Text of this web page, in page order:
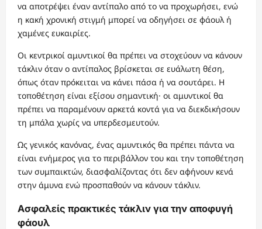
να αποτρέψει έναν αντίπαλο από το να προχωρήσει, ενώ
η κακή χρονική στιγμή μπορεί να οδηγήσει σε φάουλ ή
χαμένες ευκαιρίες.
Οι κεντρικοί αμυντικοί θα πρέπει να στοχεύουν να κάνουν
τάκλιν όταν ο αντίπαλος βρίσκεται σε ευάλωτη θέση,
όπως όταν πρόκειται να κάνει πάσα ή να σουτάρει. Η
τοποθέτηση είναι εξίσου σημαντική· οι αμυντικοί θα
πρέπει να παραμένουν αρκετά κοντά για να διεκδικήσουν
τη μπάλα χωρίς να υπερδεσμευτούν.
Ως γενικός κανόνας, ένας αμυντικός θα πρέπει πάντα να
είναι ενήμερος για το περιβάλλον του και την τοποθέτηση
των συμπαικτών, διασφαλίζοντας ότι δεν αφήνουν κενά
στην άμυνα ενώ προσπαθούν να κάνουν τάκλιν.
Ασφαλείς πρακτικές τάκλιν για την αποφυγή
φάουλ